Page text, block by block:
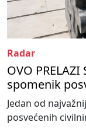
Radar
OVO
spomenik
Jedan od
posvećenih